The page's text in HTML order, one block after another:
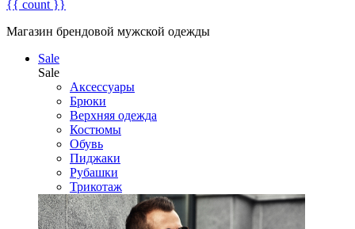
{{ count }}
Магазин брендовой мужской одежды
Sale
Sale
Аксессуары
Брюки
Верхняя одежда
Костюмы
Обувь
Пиджаки
Рубашки
Трикотаж